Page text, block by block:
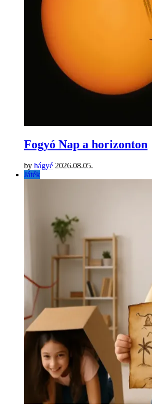
Fogyó Nap a horizonton
by hágyé 2026.08.05.
Játék